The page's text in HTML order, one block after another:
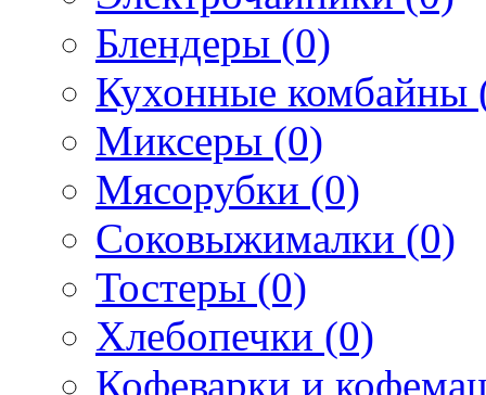
Блендеры (0)
Кухонные комбайны
Миксеры (0)
Мясорубки (0)
Соковыжималки (0)
Тостеры (0)
Хлебопечки (0)
Кофеварки и